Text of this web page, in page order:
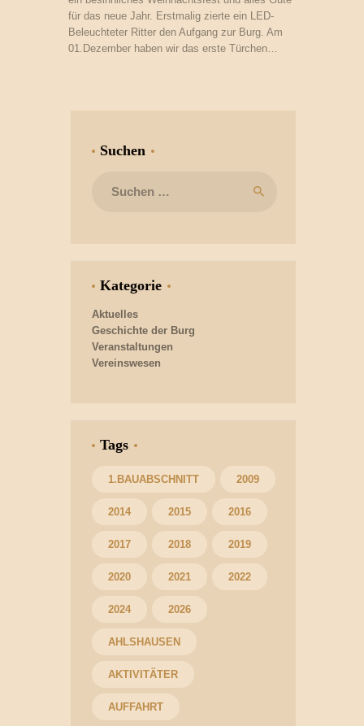
für das neue Jahr. Erstmalig zierte ein LED-
Beleuchteter Ritter den Aufgang zur Burg. Am
01.Dezember haben wir das erste Türchen…
Suchen
nach:
Kategorie
Aktuelles
Geschichte der Burg
Veranstaltungen
Vereinswesen
Tags
1.BAUABSCHNITT 2009
2014 2015 2016
2017 2018 2019
2020 2021 2022
2024 2026
AHLSHAUSEN
AKTIVITÄTER
AUFFAHRT